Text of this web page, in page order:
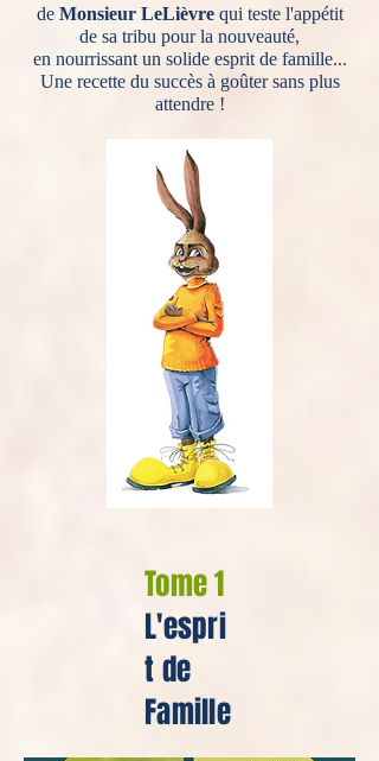
de Monsieur LeLièvrequi teste l'appétit
de sa tribu pour la nouveauté,
en nourrissant un solide esprit de famille...
Une recette du succès à goûter sans plus
attendre !
Tome 1
L'espri
t de
Famille